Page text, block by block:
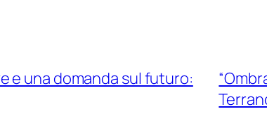
e una domanda sul futuro: